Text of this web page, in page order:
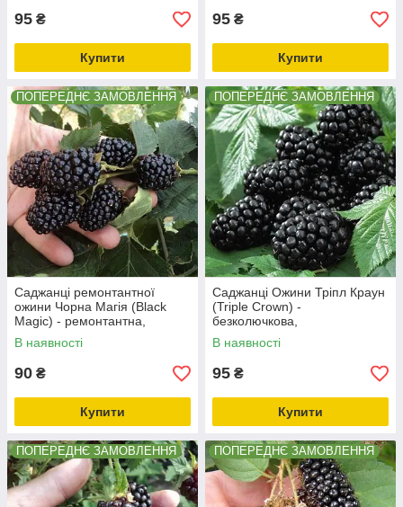
95 ₴
Купити
95 ₴
Купити
ПОПЕРЕДНЄ ЗАМОВЛЕННЯ
Саджанці ремонтантної
ожини Чорна Магія (Black
Magic) - ремонтантна,
крупноплідна, колюча
В наявності
90 ₴
Купити
ПОПЕРЕДНЄ ЗАМОВЛЕННЯ
Саджанці Ожини Тріпл Краун
(Triple Crown) -
безколючкова,
урожайна,среднняя.
В наявності
95 ₴
Купити
ПОПЕРЕДНЄ ЗАМОВЛЕННЯ ПОПЕРЕДНЄ ЗАМОВЛЕННЯ